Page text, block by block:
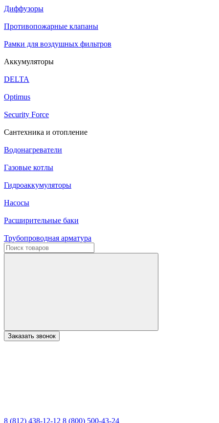
Диффузоры
Противопожарные клапаны
Рамки для воздушных фильтров
Аккумуляторы
DELTA
Optimus
Security Force
Сантехника и отопление
Водонагреватели
Газовые котлы
Гидроаккумуляторы
Насосы
Расширительные баки
Трубопроводная арматура
Заказать звонок
8 (812) 438-12-12 8 (800) 500-43-24